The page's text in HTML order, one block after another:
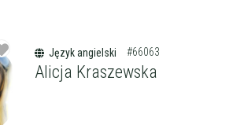
Język angielski #66063
Alicja Kraszewska